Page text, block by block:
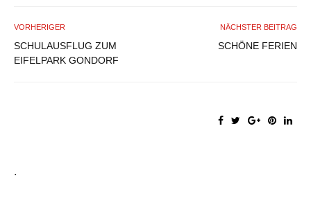
VORHERIGER
SCHULAUSFLUG ZUM
EIFELPARK GONDORF
NÄCHSTER BEITRAG
SCHÖNE FERIEN
.